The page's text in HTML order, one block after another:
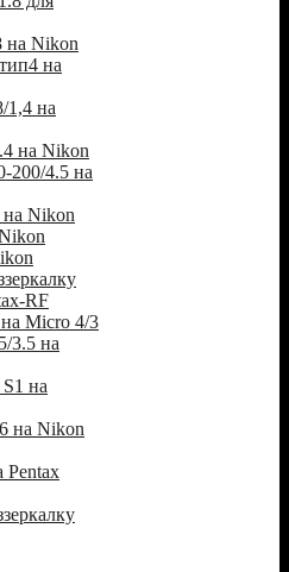
на Nikon
на
1,4 на
на Nikon
200/4.5 на
на Nikon
RF
Micro 4/3
3.5 на
на
на Nikon
Pentax